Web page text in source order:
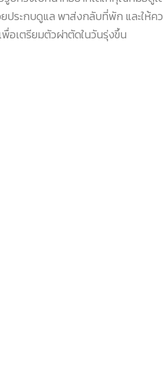
ยประกบดูแล พาส่งกลับที่พัก และให้ค
อเตรียมตัวผ่าตัดในวันรุ่งขึ้น